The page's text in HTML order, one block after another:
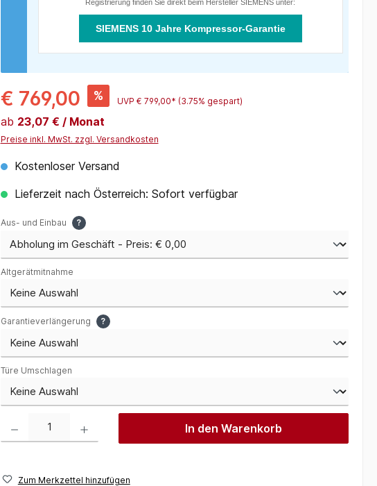
Registrierung finden Sie direkt beim Hersteller SIEMENS unter:
SIEMENS 10 Jahre Kompressor-Garantie
€ 769,00 % UVP € 799,00* (3.75% gespart)
ab 23,07 € / Monat
Preise inkl. MwSt. zzgl. Versandkosten
Kostenloser Versand
Lieferzeit nach Österreich: Sofort verfügbar
Aus- und Einbau ?
Altgerätmitnahme
Garantieverlängerung ?
Türe Umschlagen
In den Warenkorb
Zum Merkzettel hinzufügen